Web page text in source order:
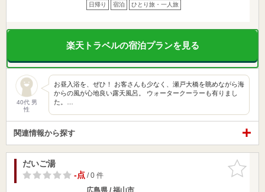
日帰り 宿泊 ひとり旅・一人旅
楽天トラベルの宿泊プランを見る
40代 男
性
お昼入浴を、ぜひ！ お客さんも少なく、瀬戸大橋を眺めながら海
からの風が心地良い露天風呂。 ウォータークーラーも有りまし
た。…
関連情報から探す
お気に入
りに追加
だいご湯
-点/ 0 件
広島県 / 福山市